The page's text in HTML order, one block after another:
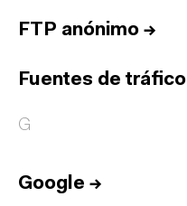
FTP anónimo →
Fuentes de tráfico
G
Google →